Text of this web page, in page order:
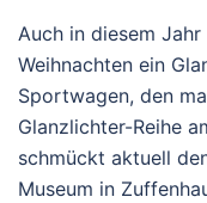
Auch in diesem
Weihnachten ein
Sportwagen, den
Glanzlichter-Reihe
schmückt aktuell
Museum in